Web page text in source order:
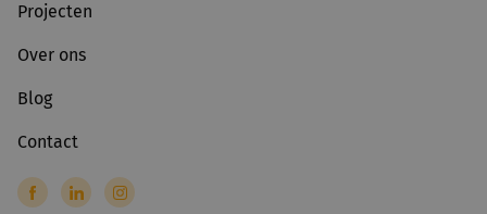
Projecten
Over ons
Blog
Contact